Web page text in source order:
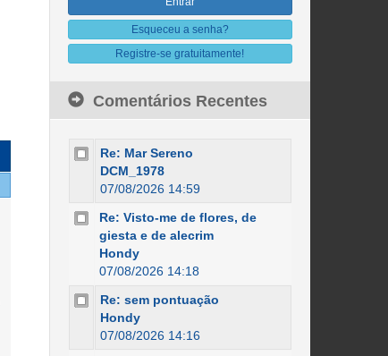
Esqueceu a senha?
Registre-se gratuitamente!
Comentários Recentes
Re: Mar Sereno
DCM_1978
07/08/2026 14:59
Re: Visto-me de flores, de
giesta e de alecrim
Hondy
07/08/2026 14:18
Re: sem pontuação
Hondy
07/08/2026 14:16